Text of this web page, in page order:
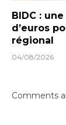
BIDC :
d’euros
régional
04/08/2026
Comments